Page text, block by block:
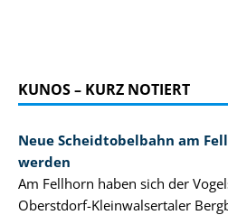
KUNOS – KURZ NOTIERT
Neue Scheidtobelbahn am
werden
Am Fellhorn haben sich der
Oberstdorf-Kleinwalsertaler